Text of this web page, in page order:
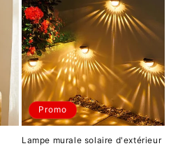
Promo
Lampe murale solaire d'extérieur